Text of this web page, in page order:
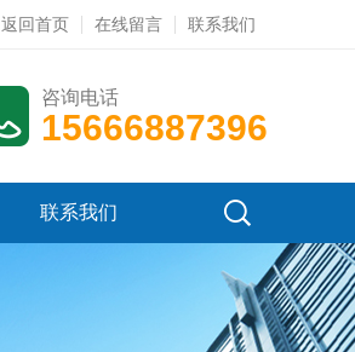
返回首页 在线留言 联系我们
咨询电话
15666887396
联系我们